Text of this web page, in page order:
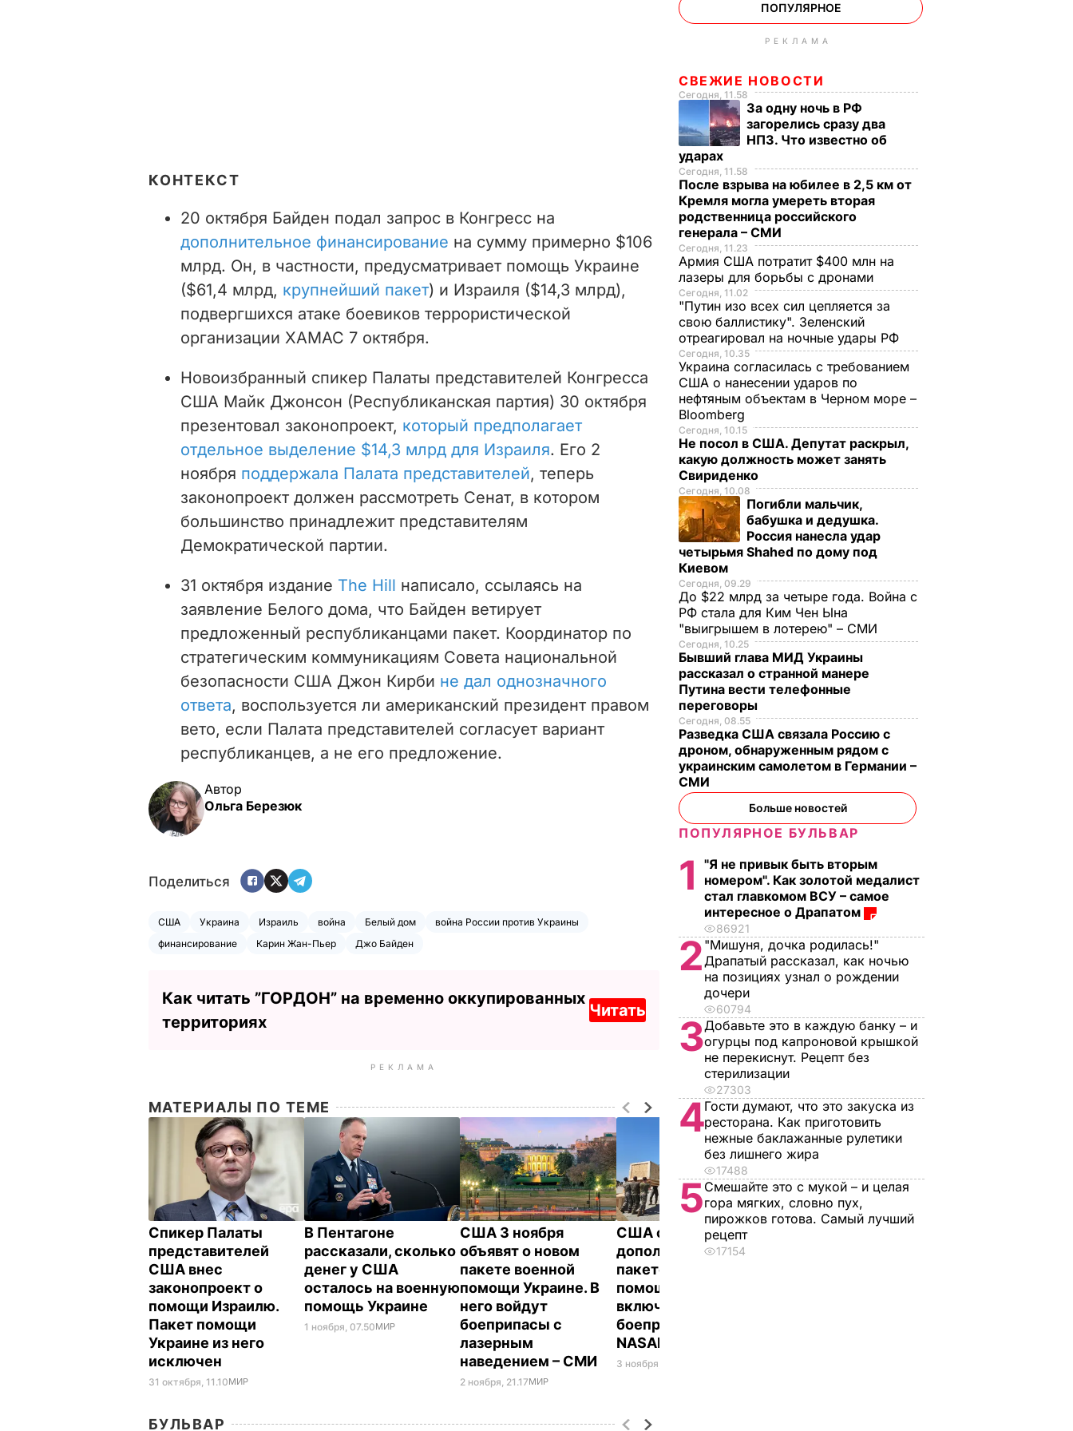
КОНТЕКСТ
20 октября Байден подал запрос в Конгресс на
дополнительное финансирование на сумму примерно $106
млрд. Он, в частности, предусматривает помощь Украине
($61,4 млрд, крупнейший пакет) и Израиля ($14,3 млрд),
подвергшихся атаке боевиков террористической
организации ХАМАС 7 октября.
Новоизбранный спикер Палаты представителей Конгресса
США Майк Джонсон (Республиканская партия) 30 октября
презентовал законопроект, который предполагает
отдельное выделение $14,3 млрд для Израиля. Его 2
ноября поддержала Палата представителей, теперь
законопроект должен рассмотреть Сенат, в котором
большинство принадлежит представителям
Демократической партии.
31 октября издание The Hill написало, ссылаясь на
заявление Белого дома, что Байден ветирует
предложенный республиканцами пакет. Координатор по
стратегическим коммуникациям Совета национальной
безопасности США Джон Кирби не дал однозначного
ответа, воспользуется ли американский президент правом
вето, если Палата представителей согласует вариант
республиканцев, а не его предложение.
Автор
Ольга Березюк
Поделиться
США Украина Израиль война Белый дом
война России против Украины
финансирование
Карин Жан-Пьер Джо Байден
Как читать ”ГОРДОН” на временно оккупированных
территориях
Читать
РЕКЛАМА
МАТЕРИАЛЫ ПО ТЕМЕ
Спикер Палаты
представителей
США внес
законопроект о
помощи Израилю.
Пакет помощи
Украине из него
исключен
31 октября, 11.10МИР
В Пентагоне
рассказали, сколько
денег у США
осталось на военную
помощь Украине
1 ноября, 07.50МИР
США 3 ноября
объявят о новом
пакете военной
помощи Украине. В
него войдут
боеприпасы с
лазерным
наведением – СМИ
2 ноября, 21.17МИР
США объявили о
дополнительном
пакете военной
помощи Украине,
включающем
боеприпасы для
NASAMS и HIMARS
3 ноября, 18.35
БУЛЬВАР
ПОПУЛЯРНОЕ
РЕКЛАМА
СВЕЖИЕ НОВОСТИ
Сегодня, 11.58
За одну ночь в РФ
загорелись сразу два
НПЗ. Что известно об
ударах
Сегодня, 11.58
После взрыва на юбилее в 2,5 км от
Кремля могла умереть вторая
родственница российского
генерала – СМИ
Сегодня, 11.23
Армия США потратит $400 млн на
лазеры для борьбы с дронами
Сегодня, 11.02
"Путин изо всех сил цепляется за
свою баллистику". Зеленский
отреагировал на ночные удары РФ
Сегодня, 10.35
Украина согласилась с требованием
США о нанесении ударов по
нефтяным объектам в Черном море –
Bloomberg
Сегодня, 10.15
Не посол в США. Депутат раскрыл,
какую должность может занять
Свириденко
Сегодня, 10.08
Погибли мальчик,
бабушка и дедушка.
Россия нанесла удар
четырьмя Shahed по дому под
Киевом
Сегодня, 09.29
До $22 млрд за четыре года. Война с
РФ стала для Ким Чен Ына
"выигрышем в лотерею" – СМИ
Сегодня, 10.25
Бывший глава МИД Украины
рассказал о странной манере
Путина вести телефонные
переговоры
Сегодня, 08.55
Разведка США связала Россию с
дроном, обнаруженным рядом с
украинским самолетом в Германии –
СМИ
Больше новостей
ПОПУЛЯРНОЕ БУЛЬВАР
1
"Я не привык быть вторым
номером". Как золотой медалист
стал главкомом ВСУ – самое
интересное о Драпатом
86921
2 "Мишуня, дочка родилась!"
Драпатый рассказал, как ночью
на позициях узнал о рождении
дочери
60794
3Добавьте это в каждую банку – и
огурцы под капроновой крышкой
не перекиснут. Рецепт без
стерилизации
27303
4Гости думают, что это закуска из
ресторана. Как приготовить
нежные баклажанные рулетики
без лишнего жира
17488
5Смешайте это с мукой – и целая
гора мягких, словно пух,
пирожков готова. Самый лучший
рецепт
17154